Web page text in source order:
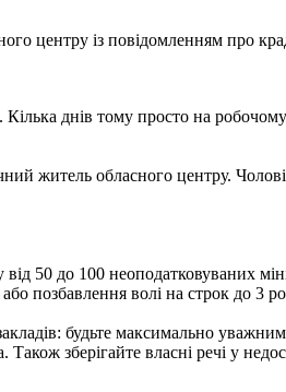
центру із повідомленням про
днів тому просто на
житель обласного центру.
50 до 100 неоподатковуваних
позбавлення волі на строк до 3
будьте максимально
зберігайте власні речі у